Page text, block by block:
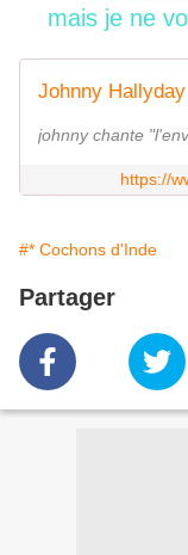
mais je ne
Johnny
johnny chante
https://
#* Cochons d'Inde
Partager